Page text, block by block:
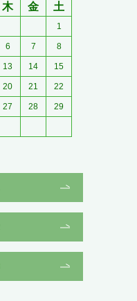
木 金 土
1
6 7 8
13 14 15
20 21 22
27 28 29